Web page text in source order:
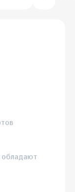
обладают